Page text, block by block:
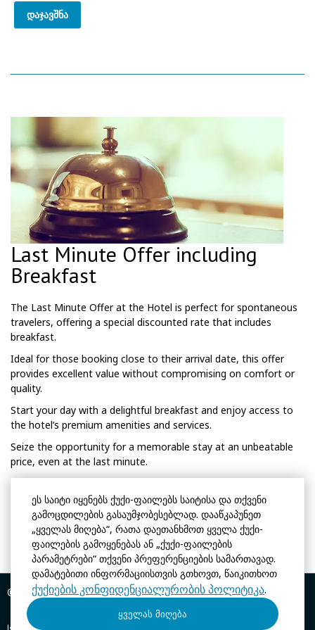
ეს საიტი იყენებს ქუქი-ფაილებს საიტისა და თქვენი
გამოცდილების გასაუმჯობესებლად. დააწკაპუნეთ
„ყველას მიღება“, რათა დაეთანხმოთ ყველა ქუქი-
ფაილების გამოყენებას ან „ქუქი-ფაილების
პარამეტრები“ თქვენი პრეფერენციების სამართავად.
დამატებითი ინფორმაციისთვის გთხოვთ, წაიკითხოთ
ქუქიების კონფიდენციალურობის პოლიტიკა.
ყველას მიღება
დაჯავშნა
Last Minute Offer including
Breakfast
The Last Minute Offer at the Hotel is perfect for spontaneous
travelers, offering a special discounted rate that includes
breakfast.
Ideal for those booking close to their arrival date, this offer
provides excellent value without compromising on comfort or
quality.
Start your day with a delightful breakfast and enjoy access to
the hotel’s premium amenities and services.
Seize the opportunity for a memorable stay at an unbeatable
price, even at the last minute.
დაჯავშნა
© ნიუ ვეივი
2026, ოფიციალური საიტი